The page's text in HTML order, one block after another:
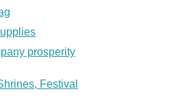
prosperity
Festival